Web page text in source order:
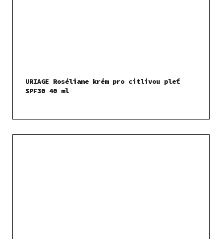
URIAGE Roséliane krém pro citlivou pleť
SPF30 40 ml